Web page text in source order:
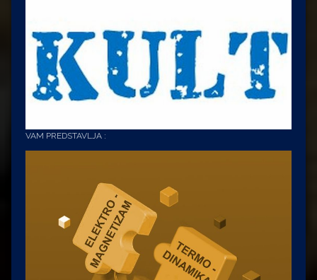
VAM PREDSTAVLJA :